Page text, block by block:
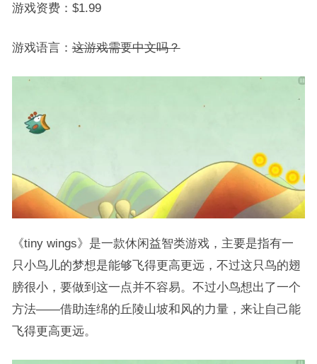
游戏资费：$1.99
游戏语言：这游戏需要中文吗？
《tiny wings》是一款休闲益智类游戏，主要是指有一
只小鸟儿的梦想是能够飞得更高更远，不过这只鸟的翅
膀很小，要做到这一点并不容易。不过小鸟想出了一个
方法——借助连绵的丘陵山坡和风的力量，来让自己能
飞得更高更远。